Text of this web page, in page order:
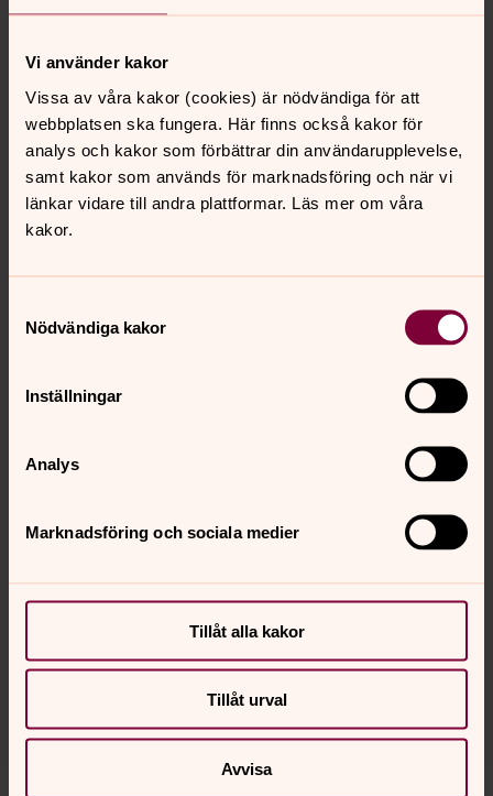
Vi använder kakor
Vissa av våra kakor (cookies) är nödvändiga för att
webbplatsen ska fungera. Här finns också kakor för
analys och kakor som förbättrar din användarupplevelse,
samt kakor som används för marknadsföring och när vi
länkar vidare till andra plattformar. Läs mer om våra
kakor.
Nödvändiga kakor
Inställningar
Analys
Marknadsföring och sociala medier
Tillåt alla kakor
Tillåt urval
Avvisa
År 2019 ändrar Kalmar kyrkogårdsförvaltning
mosaiska till judiska begravningsplatsen. Det är ordet
”judisk” som används i Sverige och ordet ”mosaisk” är
ur bruk.
Foto: Anke Decker